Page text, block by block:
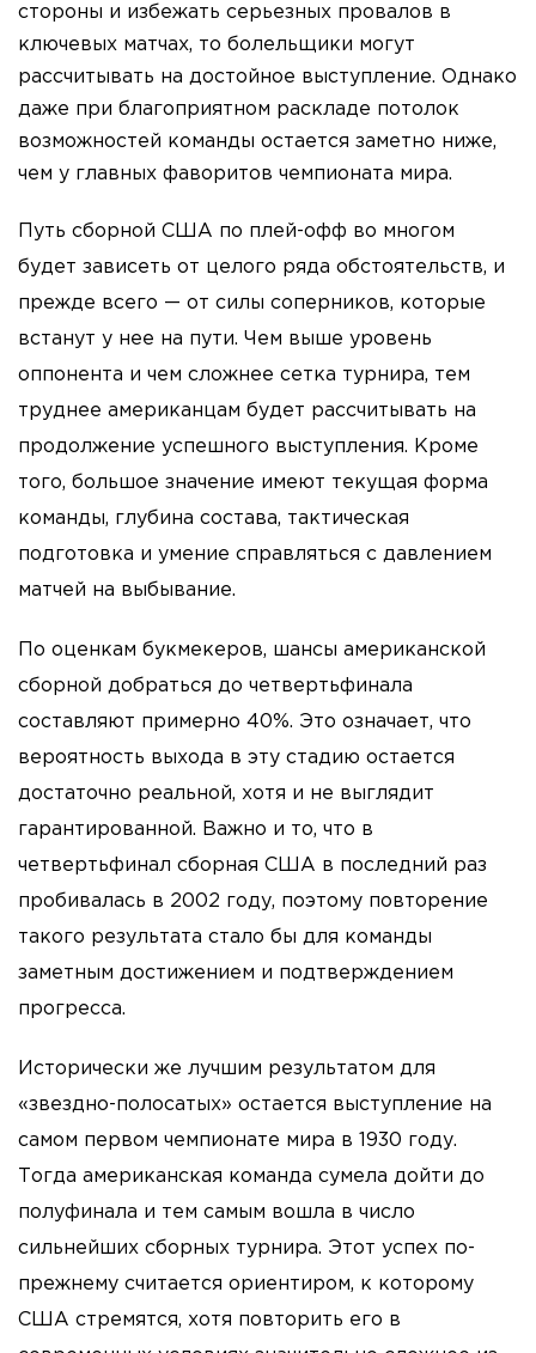
стороны и избежать серьезных провалов в
ключевых матчах, то болельщики могут
рассчитывать на достойное выступление. Однако
даже при благоприятном раскладе потолок
возможностей команды остается заметно ниже,
чем у главных фаворитов чемпионата мира.
Путь сборной США по плей-офф во многом
будет зависеть от целого ряда обстоятельств, и
прежде всего — от силы соперников, которые
встанут у нее на пути. Чем выше уровень
оппонента и чем сложнее сетка турнира, тем
труднее американцам будет рассчитывать на
продолжение успешного выступления. Кроме
того, большое значение имеют текущая форма
команды, глубина состава, тактическая
подготовка и умение справляться с давлением
матчей на выбывание.
По оценкам букмекеров, шансы американской
сборной добраться до четвертьфинала
составляют примерно 40%. Это означает, что
вероятность выхода в эту стадию остается
достаточно реальной, хотя и не выглядит
гарантированной. Важно и то, что в
четвертьфинал сборная США в последний раз
пробивалась в 2002 году, поэтому повторение
такого результата стало бы для команды
заметным достижением и подтверждением
прогресса.
Исторически же лучшим результатом для
«звездно-полосатых» остается выступление на
самом первом чемпионате мира в 1930 году.
Тогда американская команда сумела дойти до
полуфинала и тем самым вошла в число
сильнейших сборных турнира. Этот успех по-
прежнему считается ориентиром, к которому
США стремятся, хотя повторить его в